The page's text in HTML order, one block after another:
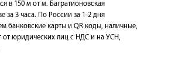
в 150 м от м. Багратионовская
за 3 часа. По России за 1-2 дня
банковские карты и QR коды, наличные,
от юридических лиц с НДС и на УСН,